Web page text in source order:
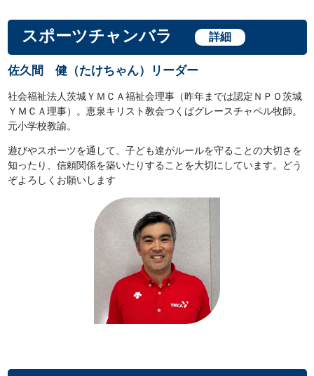
スポーツチャンバラ 詳細
佐久間 健（たけちゃん）リーダー
社会福祉法人茨城ＹＭＣＡ福祉会理事（昨年までは認定ＮＰＯ茨城
ＹＭＣＡ理事）。恵泉キリスト教会つくばグレースチャペル牧師。
元小学校教諭。
遊びやスポーツを通して、子ども達がルールを守ることの大切さを
知ったり、信頼関係を築いたりすることを大切にしています。どう
ぞよろしくお願いします